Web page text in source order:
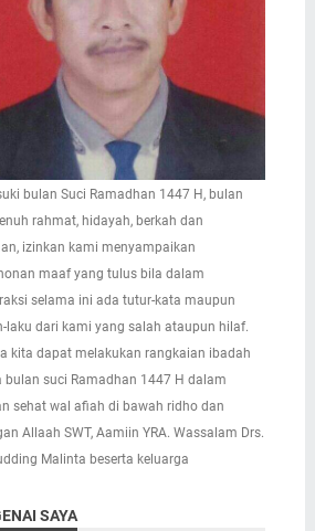
bulan Suci Ramadhan 1447 H, bulan
rahmat, hidayah, berkah dan
izinkan kami menyampaikan
maaf yang tulus bila dalam
selama ini ada tutur-kata maupun
laku dari kami yang salah ataupun hilaf.
kita dapat melakukan rangkaian ibadah
bulan suci Ramadhan 1447 H dalam
sehat wal afiah di bawah ridho dan
Allaah SWT, Aamiin YRA. Wassalam Drs.
Malinta beserta keluarga
SAYA